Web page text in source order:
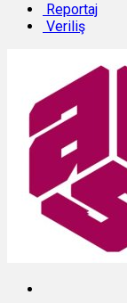
Reportaj
Veriliş